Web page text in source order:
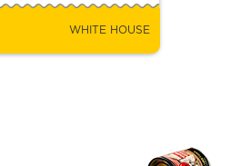
WHITE HOUSE